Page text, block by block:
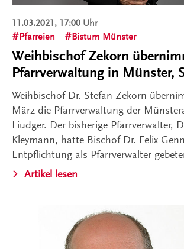
11.03.2021, 17:00 Uhr
Pfarreien
Bistum Münster
Weihbischof Zekorn
Pfarrverwaltung in Münster,
Weihbischof Dr. Stefan Zekorn
März die Pfarrverwaltung der
Liudger. Der bisherige Pfarrverwalter,
Kleymann, hatte Bischof Dr. Felix
Entpflichtung als Pfarrverwalter
Artikel lesen